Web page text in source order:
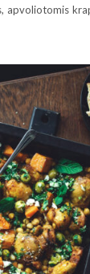
apvoliotomis